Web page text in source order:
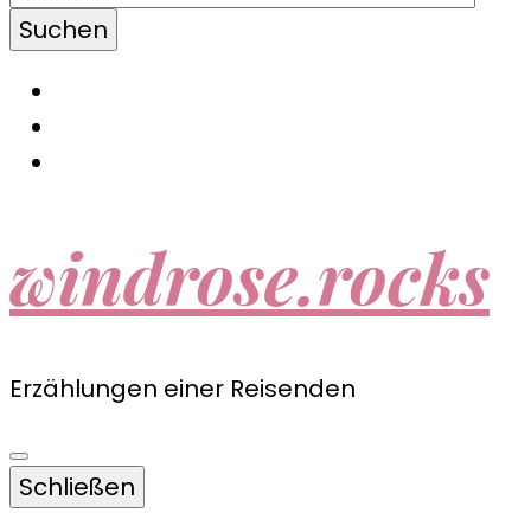
nach:
windrose.rocks
Erzählungen einer Reisenden
Schließen